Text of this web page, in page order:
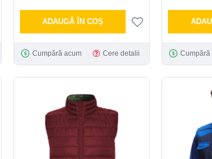
ADAUGĂ ÎN COŞ
Cumpără acum Cere detalii Cumpără